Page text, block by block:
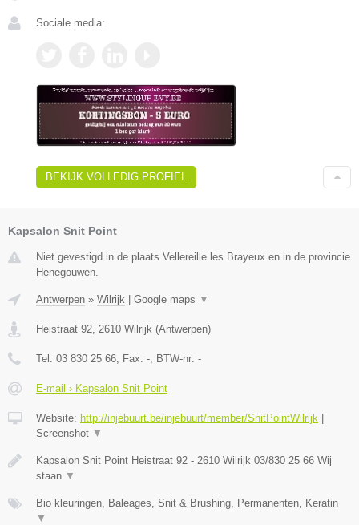
Sociale media:
BEKIJK VOLLEDIG PROFIEL
Kapsalon Snit Point
Niet gevestigd in de plaats Vellereille les Brayeux en in de provincie
Henegouwen.
Antwerpen » Wilrijk Google maps ▼
Heistraat 92 2610 Wilrijk (Antwerpen)
Tel: 03 830 25 66 , Fax: - , BTW-nr: -
E-mail › Kapsalon Snit Point
Website: http://injebuurt.be/injebuurt/member/SnitPointWilrijk
Screenshot ▼
Kapsalon Snit Point Heistraat 92 - 2610 Wilrijk 03/830 25 66 Wij
staan ▼
Bio kleuringen, Baleages, Snit & Brushing, Permanenten, Keratin
▼